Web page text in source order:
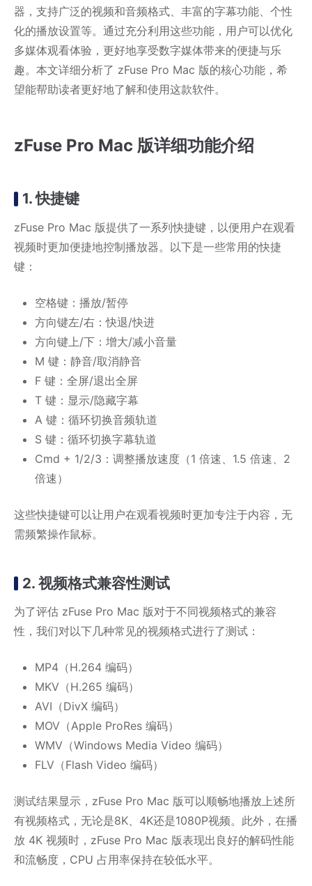
器，支持广泛的视频和音频格式、丰富的字幕功能、个性
化的播放设置等。通过充分利用这些功能，用户可以优化
多媒体观看体验，更好地享受数字媒体带来的便捷与乐
趣。本文详细分析了 zFuse Pro Mac 版的核心功能，希
望能帮助读者更好地了解和使用这款软件。
zFuse Pro Mac 版详细功能介绍
1. 快捷键
zFuse Pro Mac 版提供了一系列快捷键，以便用户在观看
视频时更加便捷地控制播放器。以下是一些常用的快捷
键：
空格键：播放/暂停
方向键左/右：快退/快进
方向键上/下：增大/减小音量
M 键：静音/取消静音
F 键：全屏/退出全屏
T 键：显示/隐藏字幕
A 键：循环切换音频轨道
S 键：循环切换字幕轨道
Cmd + 1/2/3：调整播放速度（1 倍速、1.5 倍速、2
倍速）
这些快捷键可以让用户在观看视频时更加专注于内容，无
需频繁操作鼠标。
2. 视频格式兼容性测试
为了评估 zFuse Pro Mac 版对于不同视频格式的兼容
性，我们对以下几种常见的视频格式进行了测试：
MP4（H.264 编码）
MKV（H.265 编码）
AVI（DivX 编码）
MOV（Apple ProRes 编码）
WMV（Windows Media Video 编码）
FLV（Flash Video 编码）
测试结果显示，zFuse Pro Mac 版可以顺畅地播放上述所
有视频格式，无论是8K、4K还是1080P视频。此外，在播
放 4K 视频时，zFuse Pro Mac 版表现出良好的解码性能
和流畅度，CPU 占用率保持在较低水平。